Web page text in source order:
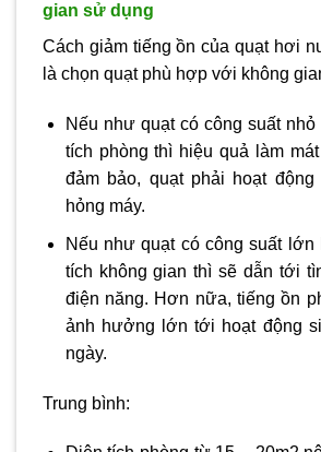
gian sử dụng
Cách giảm tiếng ồn của quạt hơi
là chọn quạt phù hợp với không
Nếu như quạt có công suất
tích phòng thì hiệu quả làm
đảm bảo, quạt phải hoạt
hỏng máy.
Nếu như quạt có công suất
tích không gian thì sẽ dẫn tới
điện năng. Hơn nữa, tiếng ồn
ảnh hưởng lớn tới hoạt động
ngày.
Trung bình: